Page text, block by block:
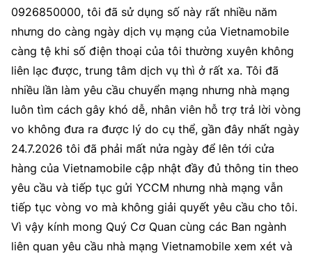
0926850000, tôi đã sử dụng số này rất nhiều năm
nhưng do càng ngày dịch vụ mạng của Vietnamobile
càng tệ khi số điện thoại của tôi thường xuyên không
liên lạc được, trung tâm dịch vụ thì ở rất xa. Tôi đã
nhiều lần làm yêu cầu chuyển mạng nhưng nhà mạng
luôn tìm cách gây khó dễ, nhân viên hỗ trợ trả lời vòng
vo không đưa ra được lý do cụ thể, gần đây nhất ngày
24.7.2026 tôi đã phải mất nửa ngày để lên tới cửa
hàng của Vietnamobile cập nhật đầy đủ thông tin theo
yêu cầu và tiếp tục gửi YCCM nhưng nhà mạng vẫn
tiếp tục vòng vo mà không giải quyết yêu cầu cho tôi.
Vì vậy kính mong Quý Cơ Quan cùng các Ban ngành
liên quan yêu cầu nhà mạng Vietnamobile xem xét và